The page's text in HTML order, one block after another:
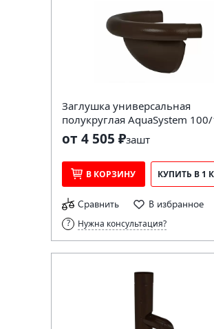
Заглушка универсальная
полукруглая AquaSystem
от 4 505 ₽зашт
В КОРЗИНУ КУПИТЬ В 1
Сравнить В избранное
Нужна консультация?